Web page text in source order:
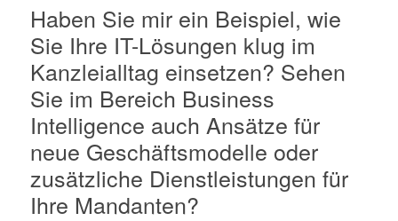
Haben Sie mir ein Beispiel, wie
Sie Ihre IT-Lösungen klug im
Kanzleialltag einsetzen? Sehen
Sie im Bereich Business
Intelligence auch Ansätze für
neue Geschäftsmodelle oder
zusätzliche Dienstleistungen für
Ihre Mandanten?